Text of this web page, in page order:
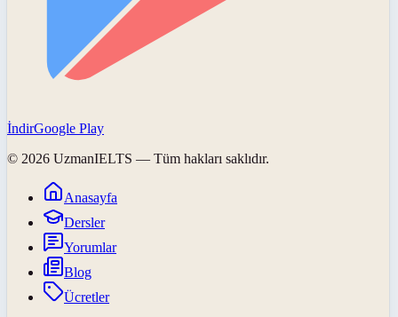
İndirGoogle Play
© 2026 UzmanIELTS — Tüm hakları saklıdır.
Anasayfa
Dersler
Yorumlar
Blog
Ücretler